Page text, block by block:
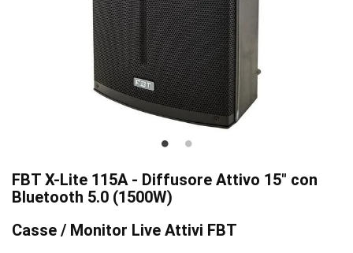
FBT X-Lite 115A - Diffusore Attivo 15" con
Bluetooth 5.0 (1500W)
Casse / Monitor Live Attivi FBT